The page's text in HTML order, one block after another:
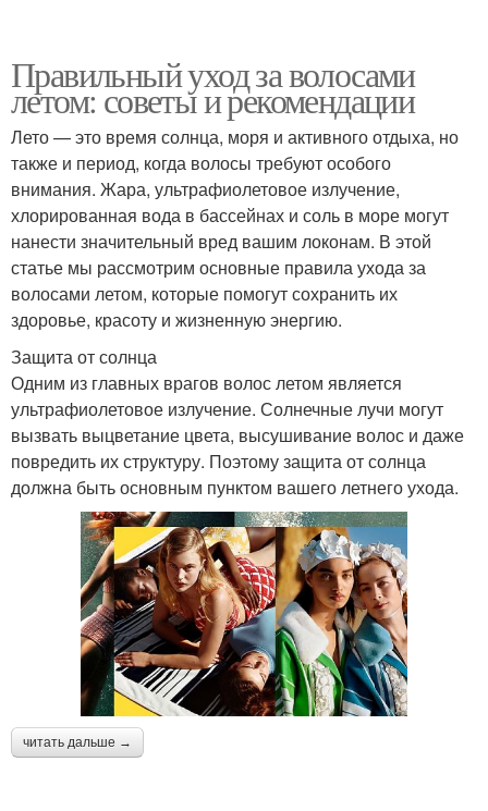
Правильный уход за волосами
летом: советы и рекомендации
Лето — это время солнца, моря и активного отдыха, но
также и период, когда волосы требуют особого
внимания. Жара, ультрафиолетовое излучение,
хлорированная вода в бассейнах и соль в море могут
нанести значительный вред вашим локонам. В этой
статье мы рассмотрим основные правила ухода за
волосами летом, которые помогут сохранить их
здоровье, красоту и жизненную энергию.
Защита от солнца
Одним из главных врагов волос летом является
ультрафиолетовое излучение. Солнечные лучи могут
вызвать выцветание цвета, высушивание волос и даже
повредить их структуру. Поэтому защита от солнца
должна быть основным пунктом вашего летнего ухода.
читать дальше →